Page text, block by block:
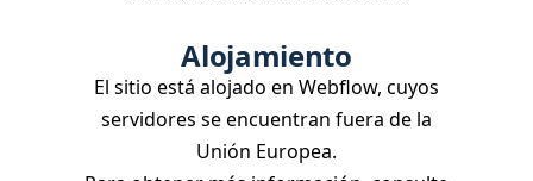
Alojamiento
El sitio está alojado en Webflow, cuyos
servidores se encuentran fuera de la
Unión Europea.